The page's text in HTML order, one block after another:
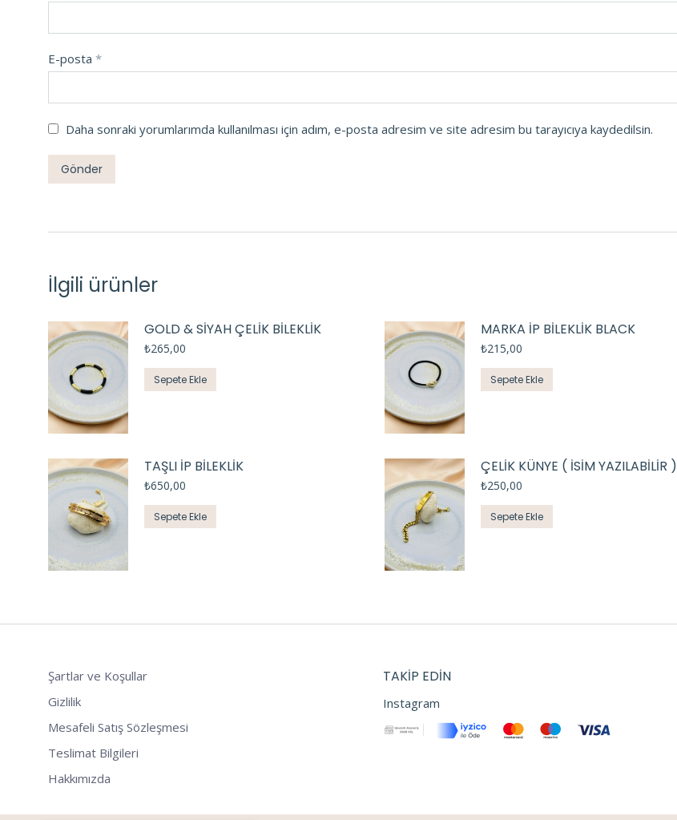
E-posta *
Daha sonraki yorumlarımda kullanılması için adım, e-posta adresim ve site adresim bu tarayıcıya kaydedilsin.
İlgili ürünler
GOLD & SİYAH ÇELİK BİLEKLİK
₺265,00
Sepete Ekle
MARKA İP BİLEKLİK BLACK
₺215,00
Sepete Ekle
TAŞLI İP BİLEKLİK
₺650,00
Sepete Ekle
ÇELİK KÜNYE ( İSİM YAZILABİLİR )
₺250,00
Sepete Ekle
Şartlar ve Koşullar
Gizlilik
Mesafeli Satış Sözleşmesi
Teslimat Bilgileri
Hakkımızda
TAKIP EDIN
Instagram